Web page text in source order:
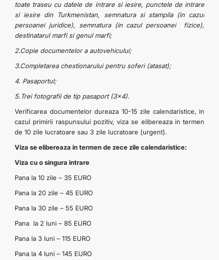
toate traseu cu datele de intrare si iesire, punctele de intrare
si iesire din Turkmenistan, semnatura si stampila (in cazul
persoanei juridice), semnatura (in cazul persoanei fizice),
destinatarul marfi si genul marfi;
2.Copie documentelor a autovehicului;
3.Completarea chestionarului pentru soferi (atasat);
4. Pasaportul;
5.Trei fotografii de tip pasaport (3x4).
Verificarea documentelor dureaza 10-15 zile calendaristice, in
cazul primirii raspunsului pozitiv, viza se elibereaza in termen
de 10 zile lucratoare sau 3 zile lucratoare (urgent).
Viza se elibereaza in termen de zece zile calendaristice:
Viza cu o singura intrare
Pana la 10 zile – 35 EURO
Pana la 20 zile – 45 EURO
Pana la 30 zile – 55 EURO
Pana la 2 luni – 85 EURO
Pana la 3 luni – 115 EURO
Pana la 4 luni – 145 EURO